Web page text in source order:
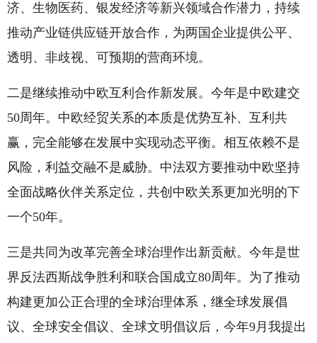
济、生物医药、银发经济等新兴领域合作潜力，持续
推动产业链供应链开放合作，为两国企业提供公平、
透明、非歧视、可预期的营商环境。
二是继续推动中欧互利合作新发展。今年是中欧建交
50周年。中欧经贸关系的本质是优势互补、互利共
赢，完全能够在发展中实现动态平衡。相互依赖不是
风险，利益交融不是威胁。中法双方要推动中欧坚持
全面战略伙伴关系定位，共创中欧关系更加光明的下
一个50年。
三是共同为改革完善全球治理作出新贡献。今年是世
界反法西斯战争胜利和联合国成立80周年。为了推动
构建更加公正合理的全球治理体系，继全球发展倡
议、全球安全倡议、全球文明倡议后，今年9月我提出